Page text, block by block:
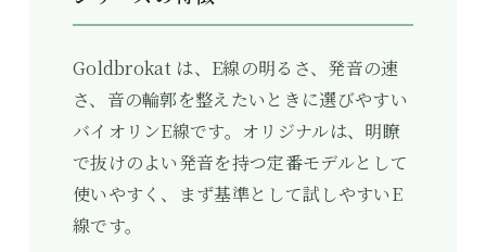
Goldbrokat は、E線の明るさ、発音の速
さ、音の輪郭を整えたいときに選びやすい
バイオリンE線です。オリジナルは、明瞭
で抜けのよい発音を持つ定番モデルとして
使いやすく、まず基準として試しやすいE
線です。